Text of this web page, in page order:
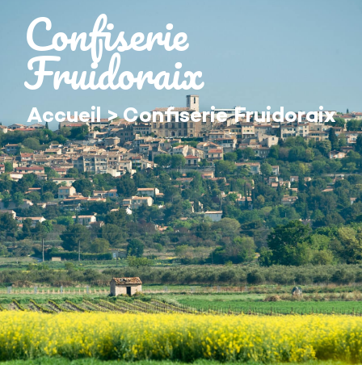
principalConfiserie
Fruidoraix
Accueil>Confiserie Fruidoraix